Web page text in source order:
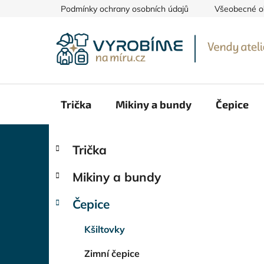
Podmínky ochrany osobních údajů Všeobecné
Trička Mikiny a bundy Čepice
P Přeskočit
kategorie
K
a
e
o
Trička
Mikiny a bundy
Čepice
Kšiltovky
Zimní čepice